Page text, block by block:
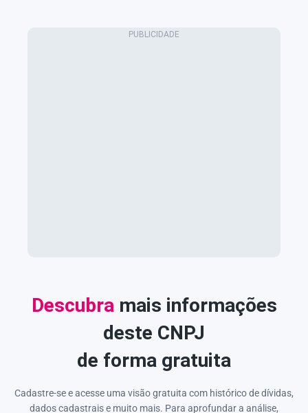
Descubra mais informações
deste CNPJ
de forma gratuita
Cadastre-se e acesse uma visão gratuita com histórico de dívidas,
dados cadastrais e muito mais. Para aprofundar a análise,